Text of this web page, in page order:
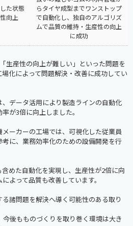
た状態
向上
らタイヤ成型までワンストップ
で自動化し、独自のアルゴリズ
ムで品質の維持・生産性の向上
に成功
生産性の向上が難しい」といった問題を
化によって問題解決・改善に成功してい
データ活用により製造ラインの自動化
が3倍に向上しました。
ーカーの工場では、可視化した従業員
に、業務効率化のための設備開発を行
めた自動化を実現し、生産性が2倍に向
よって品質も改善しています。
諸問題を解決へ導く可能性のある取り
後もものづくりを取り巻く環境は大き